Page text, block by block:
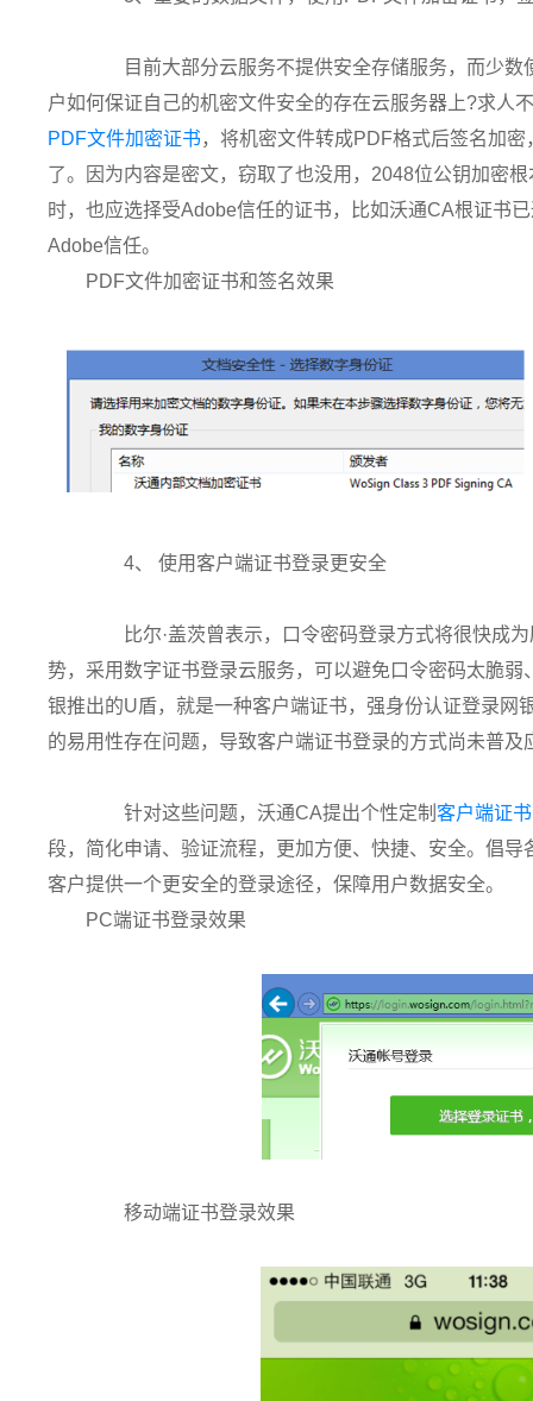
目前大部分云服务不提供安全存储服务，而少数
户如何保证自己的机密文件安全的存在云服务器上?求人
PDF文件加密证书 ，将机密文件转成PDF格式后签名加
了。因为内容是密文，窃取了也没用，2048位公钥加密
时，也应选择受Adobe信任的证书，比如沃通CA根证书
Adobe信任。
PDF文件加密证书和签名效果
4、 使用客户端证书登录更安全
比尔·盖茨曾表示，口令密码登录方式将很快成为
势，采用数字证书登录云服务，可以避免口令密码太脆
银推出的U盾，就是一种客户端证书，强身份认证登录网
的易用性存在问题，导致客户端证书登录的方式尚未普及
针对这些问题，沃通CA提出个性定制 客户端证书
段，简化申请、验证流程，更加方便、快捷、安全。倡
客户提供一个更安全的登录途径，保障用户数据安全。
PC端证书登录效果
移动端证书登录效果